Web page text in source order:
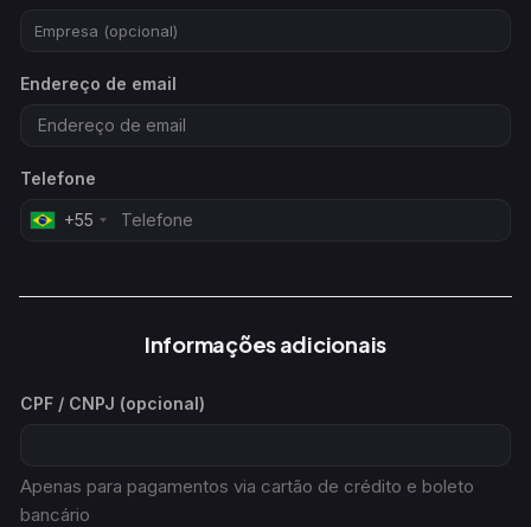
Endereço de email
Telefone
+55
Informações adicionais
CPF / CNPJ (opcional)
Apenas para pagamentos via cartão de crédito e boleto
bancário